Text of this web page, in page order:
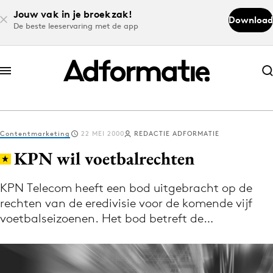
Jouw vak in je broekzak!
De beste leeservaring met de app
Download
Abonneer nu
Abonneer nu
Log in
Download de app
Volg het laatste nieuws via de Adformatie
Nieuws app
Contentmarketing 22 MEI 2000 REDACTIE ADFORMATIE
KPN wil voetbalrechten
KPN Telecom heeft een bod uitgebracht op de
rechten van de eredivisie voor de komende vijf
voetbalseizoenen. Het bod betreft de…